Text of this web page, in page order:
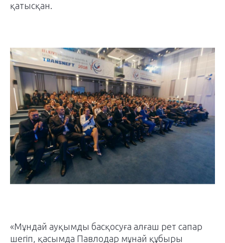
қатысқан.
«Мұндай ауқымды басқосуға алғаш рет сапар
шегіп, қасымда Павлодар мұнай құбыры